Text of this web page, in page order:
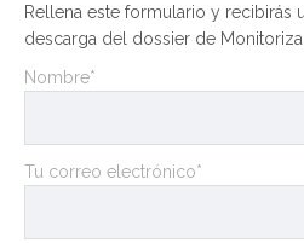
Rellena este formulario y recibirás
descarga del dossier de
Nombre*
Tu correo electrónico*